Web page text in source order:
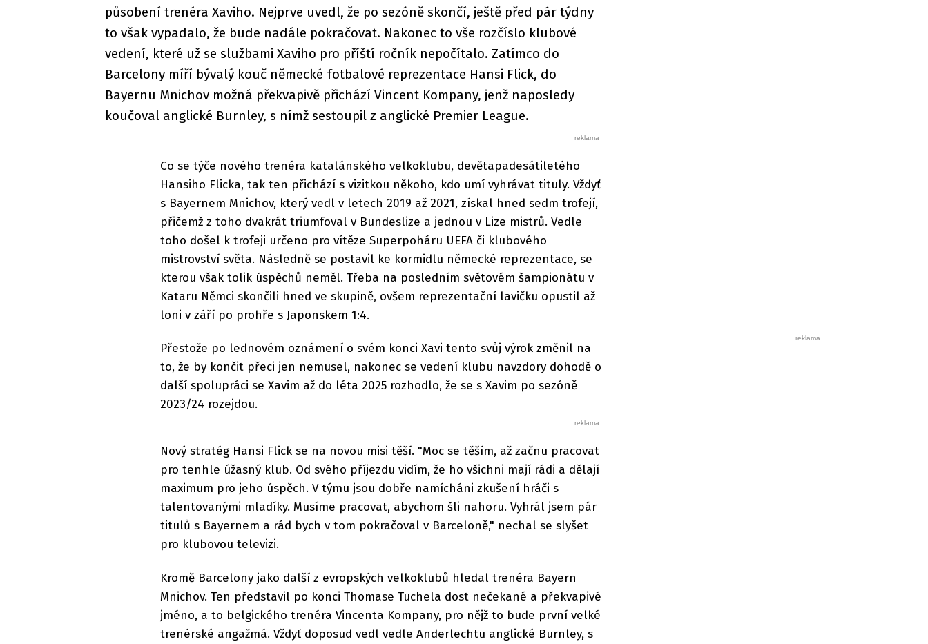
působení trenéra Xaviho. Nejprve uvedl, že po sezóně skončí, ještě před pár týdny
to však vypadalo, že bude nadále pokračovat. Nakonec to vše rozčíslo klubové
vedení, které už se službami Xaviho pro příští ročník nepočítalo. Zatímco do
Barcelony míří bývalý kouč německé fotbalové reprezentace Hansi Flick, do
Bayernu Mnichov možná překvapivě přichází Vincent Kompany, jenž naposledy
koučoval anglické Burnley, s nímž sestoupil z anglické Premier League.
Co se týče nového trenéra katalánského velkoklubu, devětapadesátiletého
Hansiho Flicka, tak ten přichází s vizitkou někoho, kdo umí vyhrávat tituly. Vždyť
s Bayernem Mnichov, který vedl v letech 2019 až 2021, získal hned sedm trofejí,
přičemž z toho dvakrát triumfoval v Bundeslize a jednou v Lize mistrů. Vedle
toho došel k trofeji určeno pro vítěze Superpoháru UEFA či klubového
mistrovství světa. Následně se postavil ke kormidlu německé reprezentace, se
kterou však tolik úspěchů neměl. Třeba na posledním světovém šampionátu v
Kataru Němci skončili hned ve skupině, ovšem reprezentační lavičku opustil až
loni v září po prohře s Japonskem 1:4.
Přestože po lednovém oznámení o svém konci Xavi tento svůj výrok změnil na
to, že by končit přeci jen nemusel, nakonec se vedení klubu navzdory dohodě o
další spolupráci se Xavim až do léta 2025 rozhodlo, že se s Xavim po sezóně
2023/24 rozejdou.
Nový stratég Hansi Flick se na novou misi těší. "Moc se těším, až začnu pracovat
pro tenhle úžasný klub. Od svého příjezdu vidím, že ho všichni mají rádi a dělají
maximum pro jeho úspěch. V týmu jsou dobře namícháni zkušení hráči s
talentovanými mladíky. Musíme pracovat, abychom šli nahoru. Vyhrál jsem pár
titulů s Bayernem a rád bych v tom pokračoval v Barceloně," nechal se slyšet
pro klubovou televizi.
Kromě Barcelony jako další z evropských velkoklubů hledal trenéra Bayern
Mnichov. Ten představil po konci Thomase Tuchela dost nečekané a překvapivé
jméno, a to belgického trenéra Vincenta Kompany, pro nějž to bude první velké
trenérské angažmá. Vždyť doposud vedl vedle Anderlechtu anglické Burnley, s